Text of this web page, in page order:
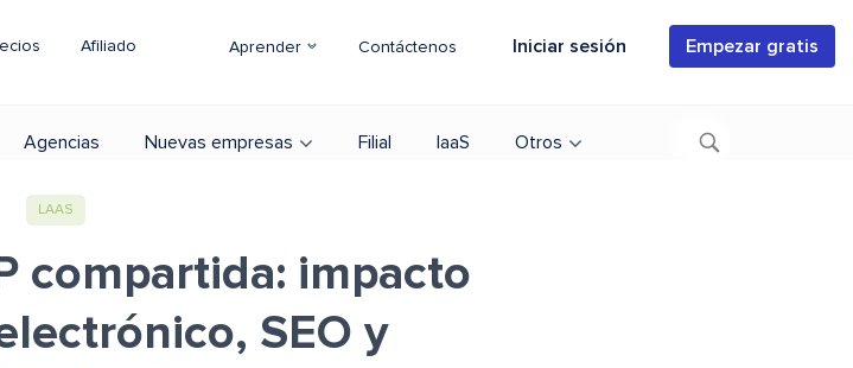
Afiliado Aprender Contáctenos Iniciar sesión Empezar gratis
Agencias Nuevas empresas Filial IaaS Otros
LAAS
compartida: impacto
SEO y